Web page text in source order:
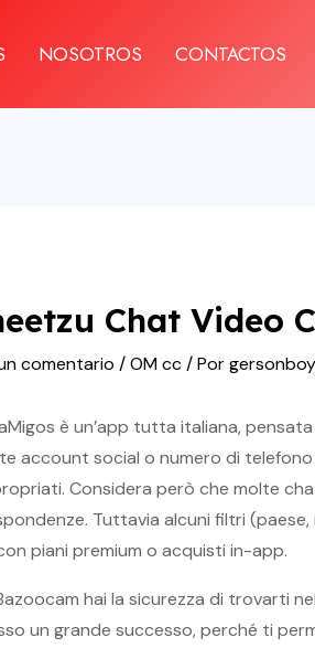
NOSOTROS CONTACTOS
Chat Video
comentario /OM cc/ Por
è un’app tutta italiana,
account social o numero di
Considera però che molte
Tuttavia alcuni filtri
piani premium o acquisti in-app.
hai la sicurezza di trovarti
un grande successo, perché ti